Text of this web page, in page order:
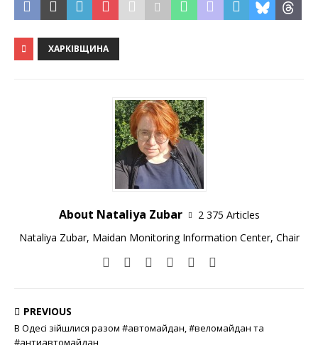
ХАРКІВЩИНА
About Nataliya Zubar
2 375 Articles
Nataliya Zubar, Maidan Monitoring Information Center, Chair
PREVIOUS
В Одесі зійшлися разом #автомайдан, #веломайдан та
#антиавтомайдан